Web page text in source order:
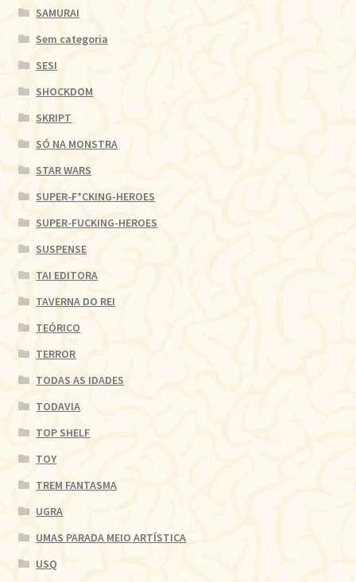
SAMURAI
Sem categoria
SESI
SHOCKDOM
SKRIPT
SÓ NA MONSTRA
STAR WARS
SUPER-F*CKING-HEROES
SUPER-FUCKING-HEROES
SUSPENSE
TAI EDITORA
TAVERNA DO REI
TEÓRICO
TERROR
TODAS AS IDADES
TODAVIA
TOP SHELF
TOY
TREM FANTASMA
UGRA
UMAS PARADA MEIO ARTÍSTICA
USQ